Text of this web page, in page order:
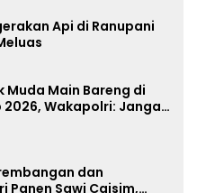
Api di Ranupani
Muda Main Bareng di
2026, Wakapolri: Jangan
dan
Panen Sawi Caisim,